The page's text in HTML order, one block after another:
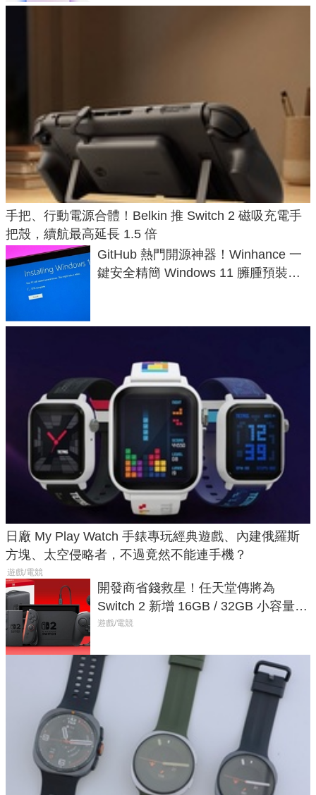
手把、行動電源合體！Belkin 推 Switch 2 磁吸充電手
把殼，續航最高延長 1.5 倍
GitHub 熱門開源神器！Winhance 一
鍵安全精簡 Windows 11 臃腫預裝軟
日廠 My Play Watch 手錶專玩經典遊戲、內建俄羅斯
方塊、太空侵略者，不過竟然不能連手機？
遊戲/電競
開發商省錢救星！任天堂傳將為
Switch 2 新增 16GB / 32GB 小容量遊
戲卡的選擇
遊戲/電競